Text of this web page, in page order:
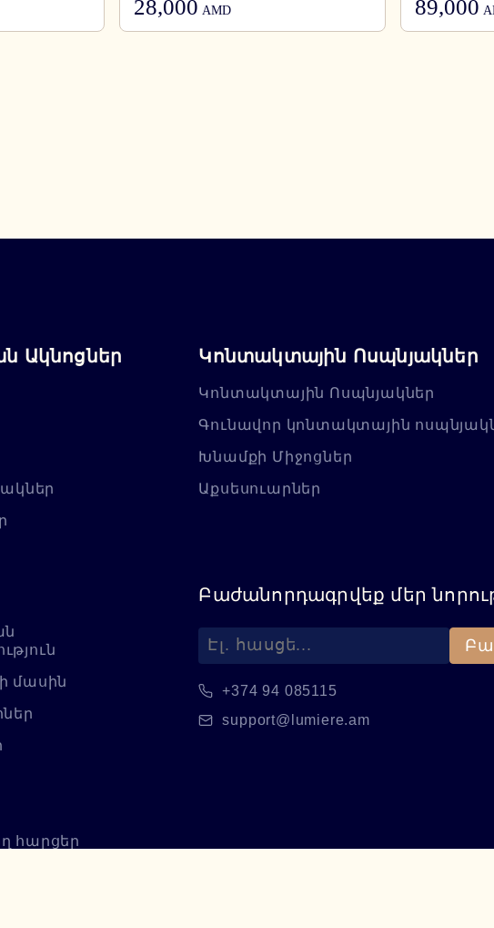
28,000 AMD 89,000
Ակնոցներ Կոնտակտային Ոսպնյակներ
Կոնտակտային Ոսպնյակներ
Գունավոր կոնտակտային
Խնամքի Միջոցներ
Աքսեսուարներ
ի մասին
հարցեր
Բաժանորդագրվեք մեր
+374 94 085115
support@lumiere.am